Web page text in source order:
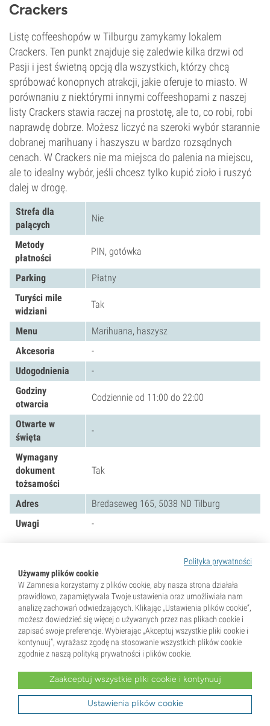
Crackers
Listę coffeeshopów w Tilburgu zamykamy lokalem
Crackers. Ten punkt znajduje się zaledwie kilka drzwi od
Pasji i jest świetną opcją dla wszystkich, którzy chcą
spróbować konopnych atrakcji, jakie oferuje to miasto. W
porównaniu z niektórymi innymi coffeeshopami z naszej
listy Crackers stawia raczej na prostotę, ale to, co robi, robi
naprawdę dobrze. Możesz liczyć na szeroki wybór starannie
dobranej marihuany i haszyszu w bardzo rozsądnych
cenach. W Crackers nie ma miejsca do palenia na miejscu,
ale to idealny wybór, jeśli chcesz tylko kupić zioło i ruszyć
dalej w drogę.
Strefa dla
palących
Nie
Metody
płatności
PIN, gotówka
Parking
Płatny
Turyści mile
widziani
Tak
Menu
Marihuana, haszysz
Akcesoria
-
Udogodnienia
-
Godziny
otwarcia
Codziennie od 11:00 do 22:00
Otwarte w
święta
-
Wymagany
dokument
tożsamości
Tak
Adres
Bredaseweg 165, 5038 ND Tilburg
Uwagi
-
Wybierz się na konopną wycieczkę do
Tilburga
I to by było na tyle — nasze ulubione coffeeshopy w
pięknym Tilburgu. Jak już pewnie zauważyłeś, zarówno
mieszkańcy, jak i turyści mają tu naprawdę spory wybór.
Niezależnie od budżetu czy stylu lokalu, jesteśmy
przekonani, że podsunęliśmy ci kilka świetnych miejsc,
które warto odwiedzić przy kolejnej wizycie w tym mieście.
Pamiętaj jednak, aby zawsze mieć przy sobie dokument
tożsamości — wszystkie wymienione coffeeshopy
Polityka prywatności
Używamy plików cookie
W Zamnesia korzystamy z plików cookie, aby nasza strona działała
prawidłowo, zapamiętywała Twoje ustawienia oraz umożliwiała nam
analizę zachowań odwiedzających. Klikając „Ustawienia plików cookie”,
możesz dowiedzieć się więcej o używanych przez nas plikach cookie i
zapisać swoje preferencje. Wybierając „Akceptuj wszystkie pliki cookie i
kontynuuj”, wyrażasz zgodę na stosowanie wszystkich plików cookie
zgodnie z naszą polityką prywatności i plików cookie.
Zaakceptuj wszystkie pliki cookie i kontynuuj
Ustawienia plików cookie